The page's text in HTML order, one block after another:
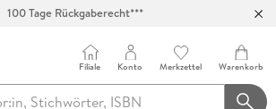
100 Tage Rückgaberecht***
Filiale Konto Merkzettel Warenkorb